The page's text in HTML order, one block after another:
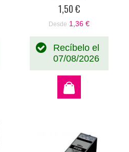
1,50 €
Desde 1,36 €
Recíbelo el
07/08/2026